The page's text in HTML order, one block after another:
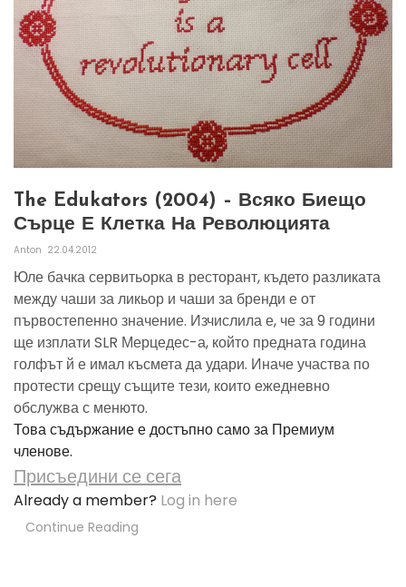
The Edukators (2004) – Всяко Биещо
Сърце Е Клетка На Революцията
Anton 22.04.2012
Юле бачка сервитьорка в ресторант, където разликата
между чаши за ликьор и чаши за бренди е от
първостепенно значение. Изчислила е, че за 9 години
ще изплати SLR Мерцедес-а, който предната година
голфът й е имал късмета да удари. Иначе участва по
протести срещу същите тези, които ежедневно
обслужва с менюто.
Това съдържание е достъпно само за Премиум
членове.
Присъедини се сега
Already a member? Log in here
Continue Reading